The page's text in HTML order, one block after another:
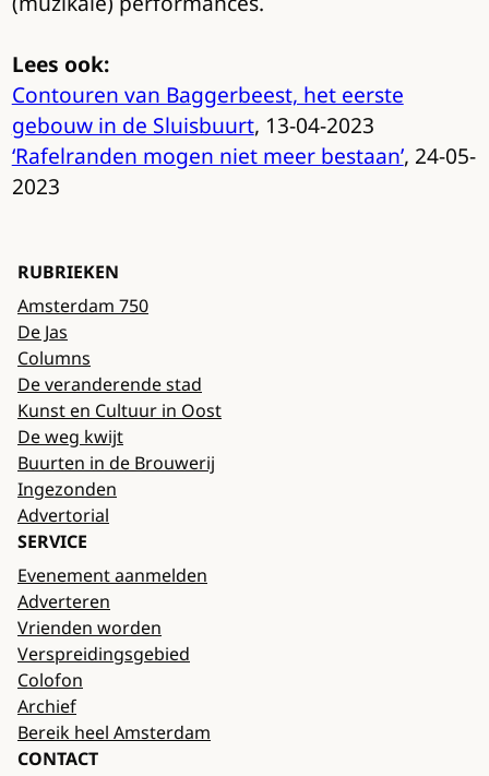
Lees ook:
Contouren van Baggerbeest, het eerste
gebouw in de Sluisbuurt, 13-04-2023
‘Rafelranden mogen niet meer bestaan’, 24-05-
2023
RUBRIEKEN
Amsterdam 750
De Jas
Columns
De veranderende stad
Kunst en Cultuur in Oost
De weg kwijt
Buurten in de Brouwerij
Ingezonden
Advertorial
SERVICE
Evenement aanmelden
Adverteren
Vrienden worden
Verspreidingsgebied
Colofon
Archief
Bereik heel Amsterdam
CONTACT